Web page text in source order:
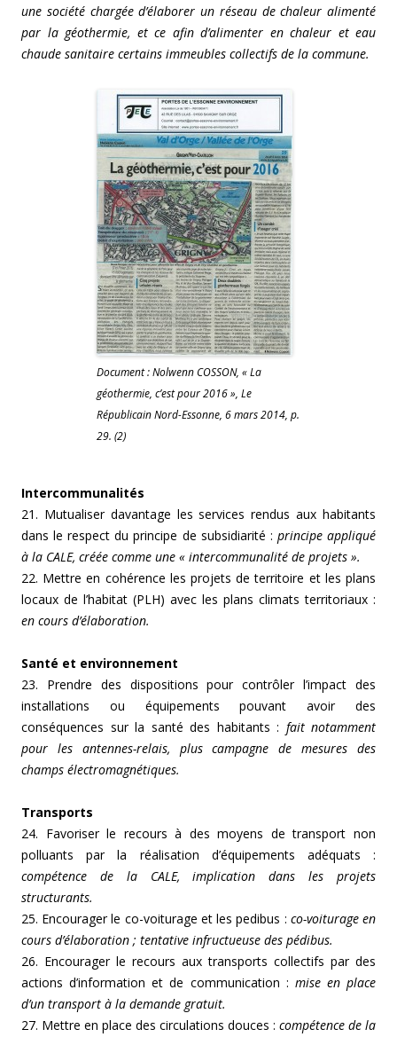
une société chargée d’élaborer un réseau de chaleur alimenté
par la géothermie, et ce afin d’alimenter en chaleur et eau
chaude sanitaire certains immeubles collectifs de la commune.
Document : Nolwenn COSSON, « La
géothermie, c’est pour 2016 », Le
Républicain Nord-Essonne, 6 mars 2014, p.
29. (2)
Intercommunalités
21. Mutualiser davantage les services rendus aux habitants
dans le respect du principe de subsidiarité : principe appliqué
à la CALE, créée comme une « intercommunalité de projets ».
22. Mettre en cohérence les projets de territoire et les plans
locaux de l’habitat (PLH) avec les plans climats territoriaux :
en cours d’élaboration.
Santé et environnement
23. Prendre des dispositions pour contrôler l’impact des
installations ou équipements pouvant avoir des
conséquences sur la santé des habitants : fait notamment
pour les antennes-relais, plus campagne de mesures des
champs électromagnétiques.
Transports
24. Favoriser le recours à des moyens de transport non
polluants par la réalisation d’équipements adéquats :
compétence de la CALE, implication dans les projets
structurants.
25. Encourager le co-voiturage et les pedibus : co-voiturage en
cours d’élaboration ; tentative infructueuse des pédibus.
26. Encourager le recours aux transports collectifs par des
actions d’information et de communication : mise en place
d’un transport à la demande gratuit.
27. Mettre en place des circulations douces : compétence de la